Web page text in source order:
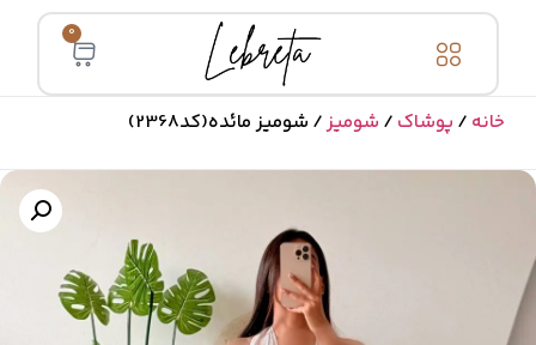
0
خانه/ پوشاک/ شومیز/ شومیز مائده(کد2368)